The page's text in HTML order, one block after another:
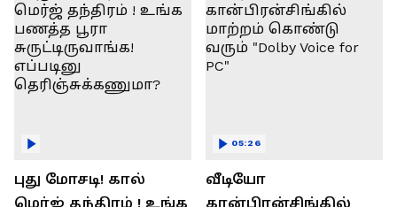
புது மோசடி! கால்
மெர்ஜ் தந்திரம் ! உங்க
வீடியோ
கான்பிரன்சிங்கில்
05:26